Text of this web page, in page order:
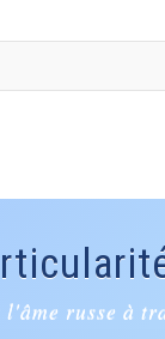
l'âme russe à